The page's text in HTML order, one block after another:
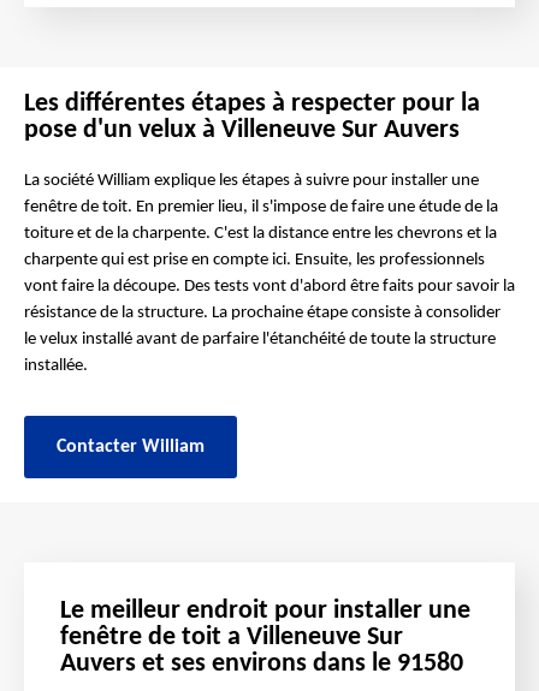
Les différentes étapes à respecter pour la
pose d'un velux à Villeneuve Sur Auvers
La société William explique les étapes à suivre pour installer une
fenêtre de toit. En premier lieu, il s'impose de faire une étude de la
toiture et de la charpente. C'est la distance entre les chevrons et la
charpente qui est prise en compte ici. Ensuite, les professionnels
vont faire la découpe. Des tests vont d'abord être faits pour savoir la
résistance de la structure. La prochaine étape consiste à consolider
le velux installé avant de parfaire l'étanchéité de toute la structure
installée.
Contacter William
Le meilleur endroit pour installer une
fenêtre de toit a Villeneuve Sur
Auvers et ses environs dans le 91580